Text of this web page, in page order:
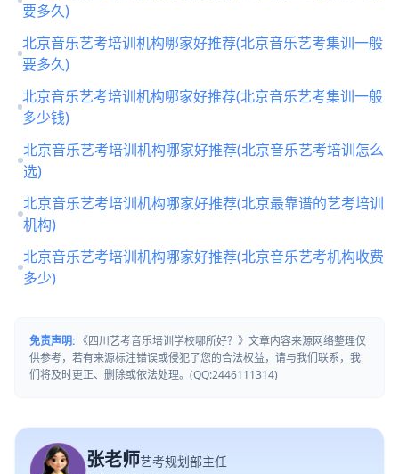
要多久)
北京音乐艺考培训机构哪家好推荐(北京音乐艺考集训一般
要多久)
北京音乐艺考培训机构哪家好推荐(北京音乐艺考集训一般
多少钱)
北京音乐艺考培训机构哪家好推荐(北京音乐艺考培训怎么
选)
北京音乐艺考培训机构哪家好推荐(北京最靠谱的艺考培训
机构)
北京音乐艺考培训机构哪家好推荐(北京音乐艺考机构收费
多少)
免责声明: 《四川艺考音乐培训学校哪所好？》文章内容来源网络整理仅
供参考，若有来源标注错误或侵犯了您的合法权益，请与我们联系，我
们将及时更正、删除或依法处理。(QQ:2446111314)
张老师艺考规划部主任